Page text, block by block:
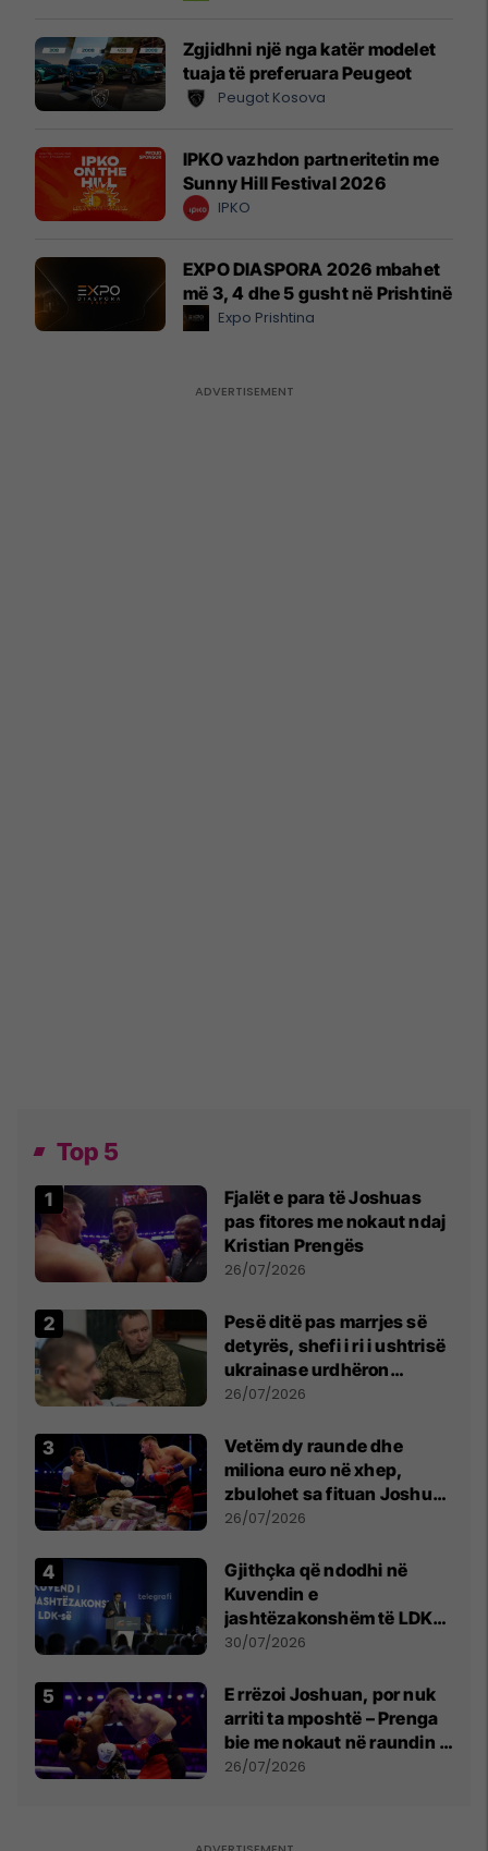
Zgjidhni një nga katër modelet
tuaja të preferuara Peugeot
Peugot Kosova
IPKO vazhdon partneritetin me
Sunny Hill Festival 2026
IPKO
EXPO DIASPORA 2026 mbahet
më 3, 4 dhe 5 gusht në Prishtinë
Expo Prishtina
Top 5
Fjalët e para të Joshuas
pas fitores me nokaut ndaj
Kristian Prengës
26/07/2026
Pesë ditë pas marrjes së
detyrës, shefi i ri i ushtrisë
ukrainase urdhëron
kontroll të madh
26/07/2026
Vetëm dy raunde dhe
miliona euro në xhep,
zbulohet sa fituan Joshua
e Prenga
26/07/2026
Gjithçka që ndodhi në
Kuvendin e
jashtëzakonshëm të LDK-
së
30/07/2026
E rrëzoi Joshuan, por nuk
arriti ta mposhtë – Prenga
bie me nokaut në raundin e
dytë
26/07/2026